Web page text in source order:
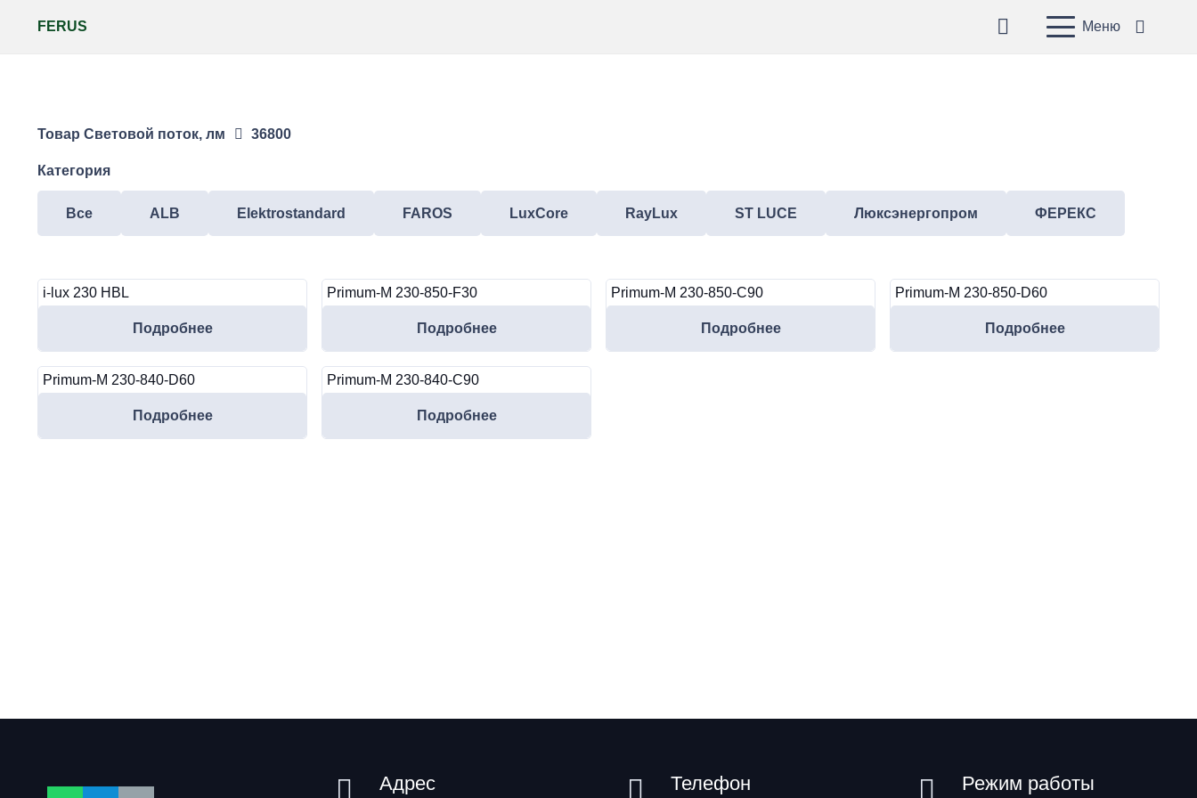
FERUS Меню
Товар Световой поток, лм 36800
Категория
Все ALB Elektrostandard FAROS LuxCore RayLux ST LUCE Люксэнергопром ФЕРЕКС
i-lux 230 HBL
Подробнее
Primum-M 230-850-F30
Подробнее
Primum-M 230-850-C90
Подробнее
Primum-M 230-850-D60
Подробнее
Primum-M 230-840-D60
Подробнее
Primum-M 230-840-C90
Подробнее
Адрес Телефон Режим работы